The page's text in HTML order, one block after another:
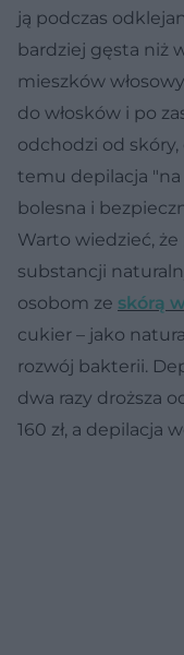
ją podczas
bardziej gęsta niż
mieszków
do włosków i po
odchodzi od
temu depilacja "na
bolesna i
Warto wiedzieć,
substancji
osobom ze skórą
cukier – jako
rozwój bakterii.
dwa razy droższa
160 zł, a depilacja